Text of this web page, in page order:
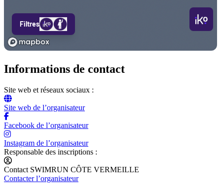
Informations de contact
Site web et réseaux sociaux :
Site web de l’organisateur
Facebook de l’organisateur
Instagram de l’organisateur
Responsable des inscriptions :
Contact SWIMRUN CÔTE VERMEILLE
Contacter l’organisateur